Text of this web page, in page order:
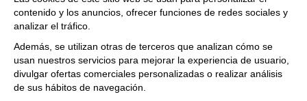
Color negro
CARACTERÍSTICAS DEL ESTUCHE
Arco de estudio
contenido y los anuncios, ofrecer funciones de redes sociales y
analizar el tráfico.
Además, se utilizan otras de terceros que analizan cómo se
usan nuestros servicios para mejorar la experiencia de usuario,
divulgar ofertas comerciales personalizadas o realizar análisis
de sus hábitos de navegación.